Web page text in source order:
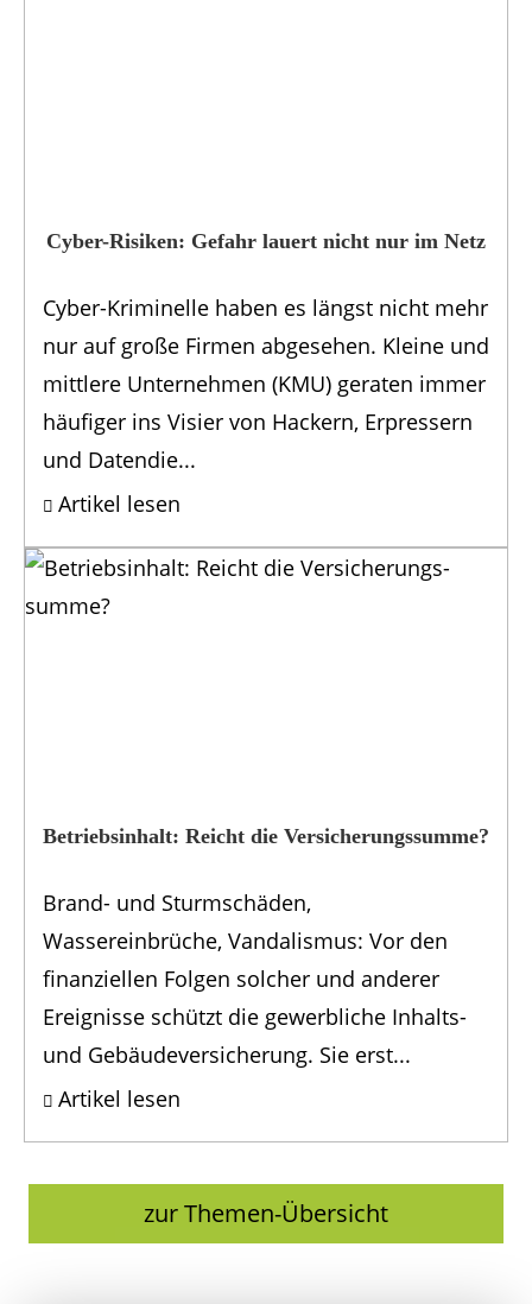
Cyber-Risiken: Gefahr lauert nicht nur im Netz
Cyber-Kriminelle haben es längst nicht mehr
nur auf große Firmen abgesehen. Kleine und
mittlere Unternehmen (KMU) geraten immer
häufiger ins Visier von Hackern, Erpressern
und Datendie...
Artikel lesen
Betriebsinhalt: Reicht die Versicherungs­summe?
Brand- und Sturmschäden,
Wassereinbrüche, Vandalismus: Vor den
finanziellen Folgen solcher und anderer
Ereignisse schützt die gewerbliche Inhalts-
und Gebäudeversicherung. Sie erst...
Artikel lesen
zur Themen-Übersicht